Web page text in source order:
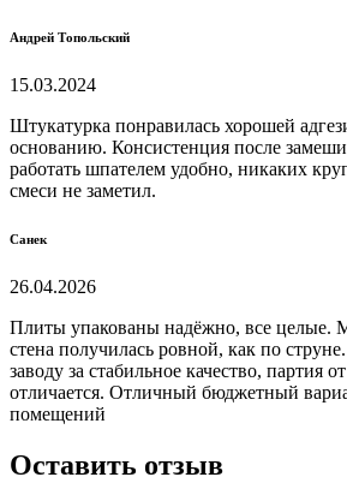
Андрей Топольский
15.03.2024
Штукатурка понравилась хорошей
основанию. Консистенция после
работать шпателем удобно, никаких
смеси не заметил.
Санек
26.04.2026
Плиты упакованы надёжно, все целые.
стена получилась ровной, как по
заводу за стабильное качество, партия
отличается. Отличный бюджетный
помещений
Оставить отзыв